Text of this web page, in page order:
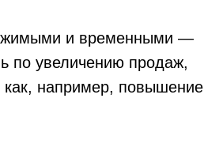
и временными —
по увеличению продаж,
как, например, повышение